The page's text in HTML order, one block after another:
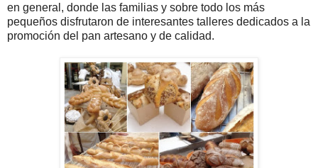
en general, donde las familias y sobre todo los más
pequeños disfrutaron de interesantes talleres dedicados a la
promoción del pan artesano y de calidad.